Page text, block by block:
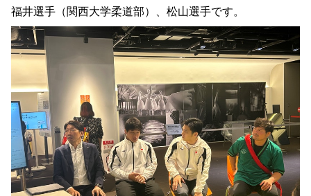
福井選手（関西大学柔道部）、松山選手です。